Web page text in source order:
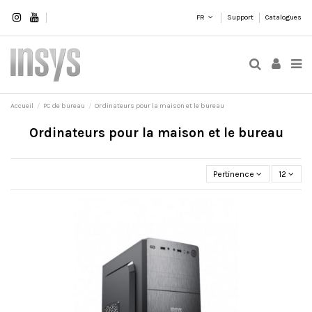
FR Support Catalogues
Accueil PC de bureau Ordinateurs pour la maison et le bureau
Ordinateurs pour la maison et le bureau
Pertinence 12